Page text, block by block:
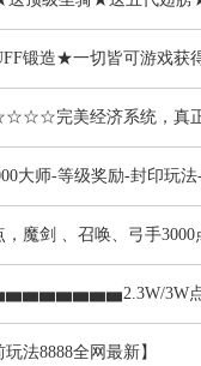
锻造★一切皆可游戏
完美经济系统
大师-等级奖励-封印玩
魔剑 、召唤、弓手
法8888全网最新】